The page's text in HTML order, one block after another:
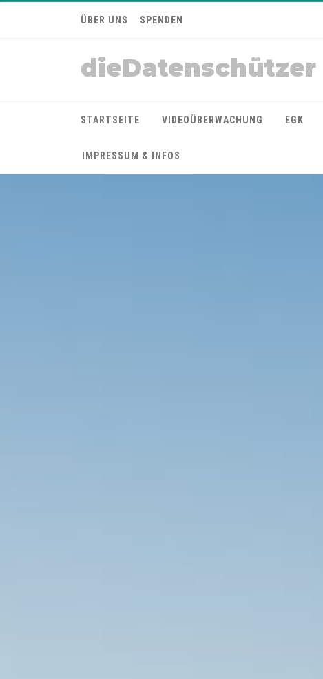
ÜBER UNS SPENDEN
dieDatenschützer
STARTSEITE VIDEOÜBERWACHUNG EGK
IMPRESSUM & INFOS